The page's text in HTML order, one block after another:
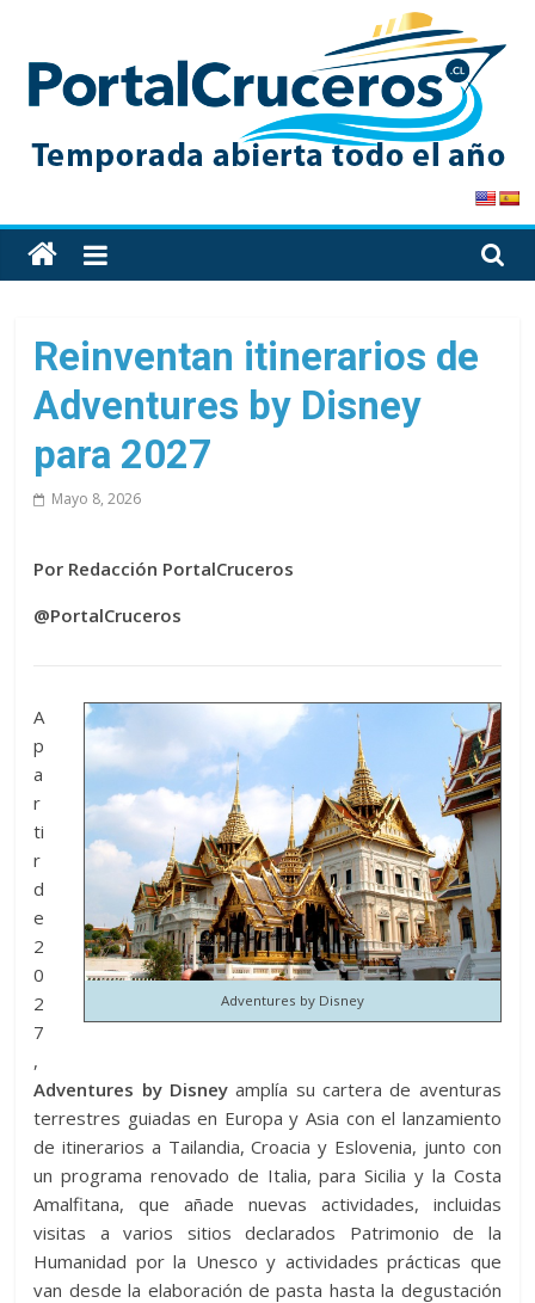
content
PortalCruceros
Toda
la
de
cruceros
un
solo
sitio
Reinventan itinerarios de
Adventures by Disney
para 2027
Mayo 8, 2026
Por Redacción PortalCruceros
@PortalCruceros
Adventures by Disney
A
p
a
r
ti
r
d
e
2
0
2
7
,
Adventures by Disney amplía su cartera de aventuras
terrestres guiadas en Europa y Asia con el lanzamiento
de itinerarios a Tailandia, Croacia y Eslovenia, junto con
un programa renovado de Italia, para Sicilia y la Costa
Amalfitana, que añade nuevas actividades, incluidas
visitas a varios sitios declarados Patrimonio de la
Humanidad por la Unesco y actividades prácticas que
van desde la elaboración de pasta hasta la degustación